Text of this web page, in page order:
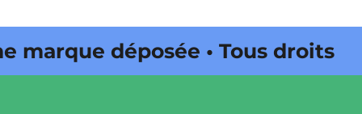
marque déposée • Tous droits